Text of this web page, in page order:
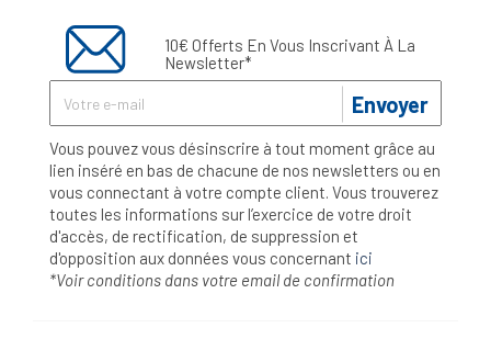
10€ Offerts En Vous Inscrivant À La
Newsletter*
Envoyer
Vous pouvez vous désinscrire à tout moment grâce au
lien inséré en bas de chacune de nos newsletters ou en
vous connectant à votre compte client. Vous trouverez
toutes les informations sur l’exercice de votre droit
d'accès, de rectification, de suppression et
d'opposition aux données vous concernant ici
*Voir conditions dans votre email de confirmation